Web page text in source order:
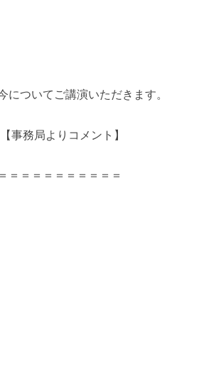
ついてご講演いただきます。
事務局よりコメント】
＝＝＝＝＝＝＝＝＝＝